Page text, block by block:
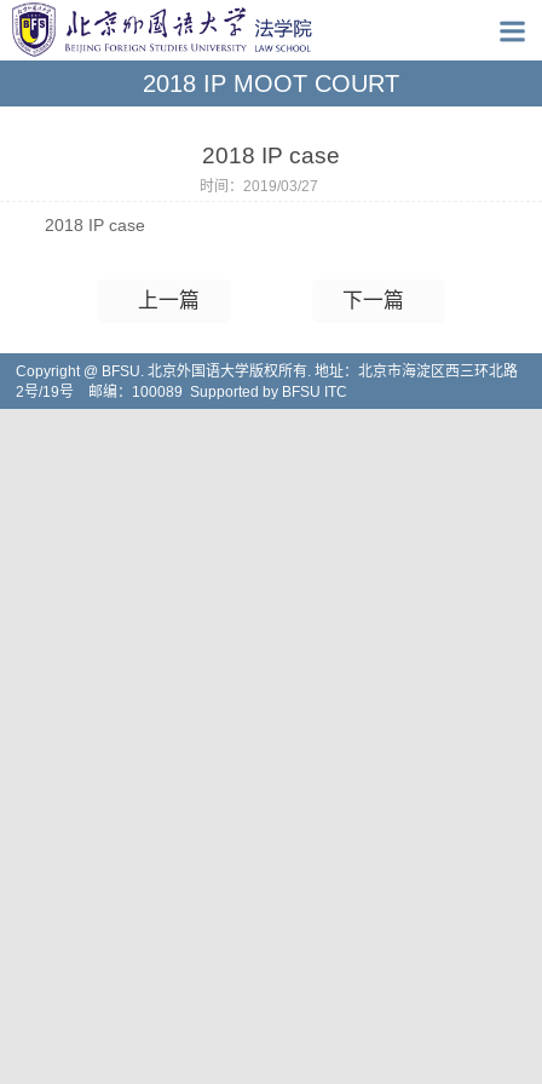
2018 IP MOOT COURT
2018 IP case
时间：2019/03/27
2018 IP case
上一篇 下一篇
Copyright @ BFSU. 北京外国语大学版权所有. 地址：北京市海淀区西三环北路
2号/19号 邮编：100089 Supported by BFSU ITC